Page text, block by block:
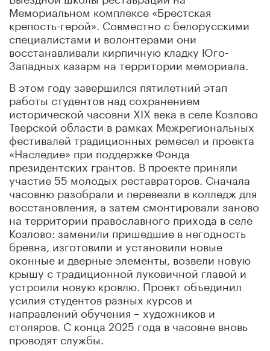
Мемориальном комплексе «Брестская
крепость-герой». Совместно с белорусскими
специалистами и волонтерами они
восстанавливали кирпичную кладку Юго-
Западных казарм на территории мемориала.
В этом году завершился пятилетний этап
работы студентов над сохранением
исторической часовни XIX века в селе Козлово
Тверской области в рамках Межрегиональных
фестивалей традиционных ремесел и проекта
«Наследие» при поддержке Фонда
президентских грантов. В проекте приняли
участие 55 молодых реставраторов. Сначала
часовню разобрали и перевезли в колледж для
восстановления, а затем смонтировали заново
на территории православного прихода в селе
Козлово: заменили пришедшие в негодность
бревна, изготовили и установили новые
оконные и дверные элементы, возвели новую
крышу с традиционной луковичной главой и
устроили новую кровлю. Проект объединил
усилия студентов разных курсов и
направлений обучения – художников и
столяров. С конца 2025 года в часовне вновь
проводят службы.